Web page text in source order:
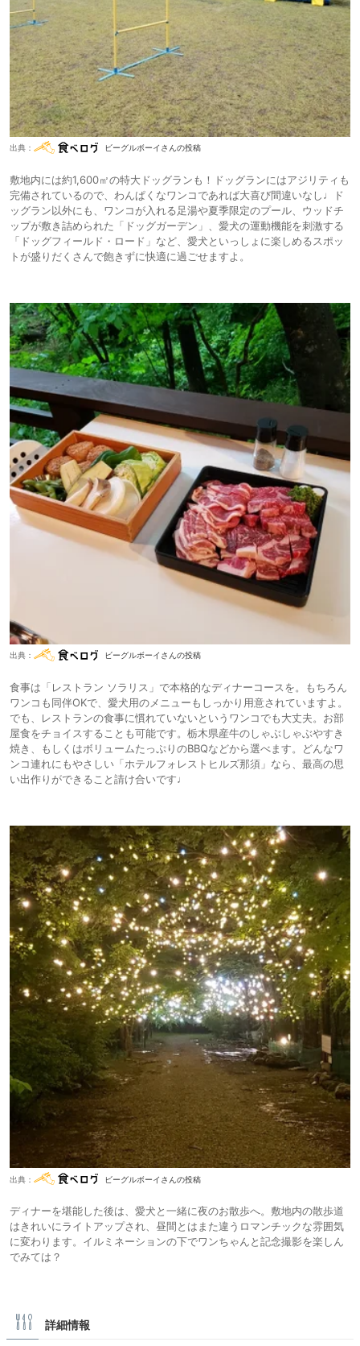
出典： ビーグルボーイさんの投稿
敷地内には約1,600㎡の特大ドッグランも！ドッグランにはアジリティも
完備されているので、わんぱくなワンコであれば大喜び間違いなし♩ド
ッグラン以外にも、ワンコが入れる足湯や夏季限定のプール、ウッドチ
ップが敷き詰められた「ドッグガーデン」、愛犬の運動機能を刺激する
「ドッグフィールド・ロード」など、愛犬といっしょに楽しめるスポッ
トが盛りだくさんで飽きずに快適に過ごせますよ。
出典： ビーグルボーイさんの投稿
食事は「レストラン ソラリス」で本格的なディナーコースを。もちろん
ワンコも同伴OKで、愛犬用のメニューもしっかり用意されていますよ。
でも、レストランの食事に慣れていないというワンコでも大丈夫。お部
屋食をチョイスすることも可能です。栃木県産牛のしゃぶしゃぶやすき
焼き、もしくはボリュームたっぷりのBBQなどから選べます。どんなワ
ンコ連れにもやさしい「ホテルフォレストヒルズ那須」なら、最高の思
い出作りができること請け合いです♩
出典： ビーグルボーイさんの投稿
ディナーを堪能した後は、愛犬と一緒に夜のお散歩へ。敷地内の散歩道
はきれいにライトアップされ、昼間とはまた違うロマンチックな雰囲気
に変わります。イルミネーションの下でワンちゃんと記念撮影を楽しん
でみては？
詳細情報